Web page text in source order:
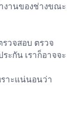
งานของช่างขณะ
วจสอบ ตรวจ
ะกัน เราก็อาจจะ
าะแน่นอนว่า